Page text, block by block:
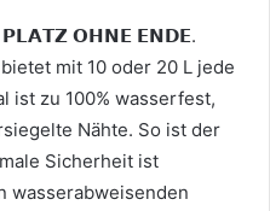
𝗣𝗟𝗔𝗧𝗭 𝗢𝗛𝗡𝗘 𝗘𝗡𝗗𝗘.
mit 10 oder 20 L jede
ist zu 100% wasserfest,
Nähte. So ist der
Sicherheit ist
wasserabweisenden